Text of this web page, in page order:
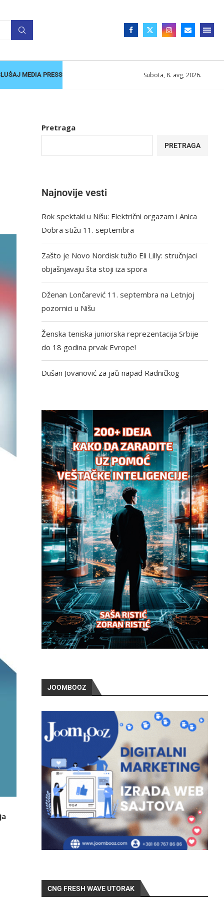
MEDIA PRESS Subota, 8. avg, 2026.
Pretraga
PRETRAGA
Najnovije vesti
Rok spektakl u Nišu: Električni orgazam i Anica
Dobra stižu 11. septembra
Zašto je Novo Nordisk tužio Eli Lilly: stručnjaci
objašnjavaju šta stoji iza spora
Dženan Lončarević 11. septembra na Letnjoj
pozornici u Nišu
Ženska teniska juniorska reprezentacija Srbije
do 18 godina prvak Evrope!
Dušan Jovanović za jači napad Radničkog
JOOMBOOZ
CNG FRESH WAVE UTORAK